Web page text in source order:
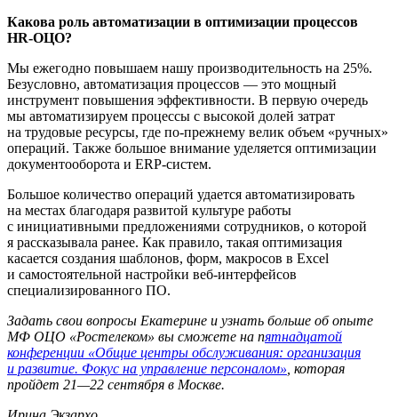
Какова роль автоматизации в оптимизации процессов
HR-ОЦО?
Мы ежегодно повышаем нашу производительность на 25%.
Безусловно, автоматизация процессов — это мощный
инструмент повышения эффективности. В первую очередь
мы автоматизируем процессы с высокой долей затрат
на трудовые ресурсы, где по-прежнему велик объем «ручных»
операций. Также большое внимание уделяется оптимизации
документооборота и ERP-систем.
Большое количество операций удается автоматизировать
на местах благодаря развитой культуре работы
с инициативными предложениями сотрудников, о которой
я рассказывала ранее. Как правило, такая оптимизация
касается создания шаблонов, форм, макросов в Excel
и самостоятельной настройки веб-интерфейсов
специализированного ПО.
Задать свои вопросы Екатерине и узнать больше об опыте
МФ ОЦО «Ростелеком» вы сможете на пятнадцатой
конференции «Общие центры обслуживания: организация
и развитие. Фокус на управление персоналом» , которая
пройдет 21—22 сентября в Москве.